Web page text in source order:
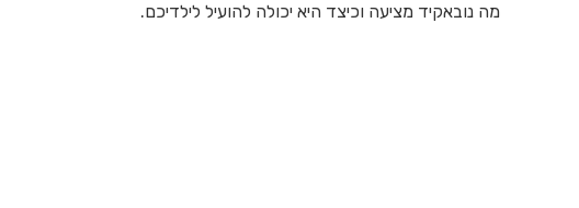
מה נובאקיד מציעה וכיצד היא יכולה להועיל לילדיכם.